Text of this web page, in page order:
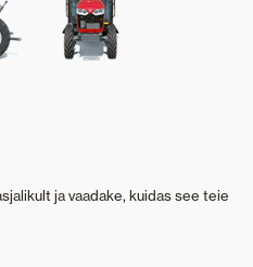
ja vaadake, kuidas see teie